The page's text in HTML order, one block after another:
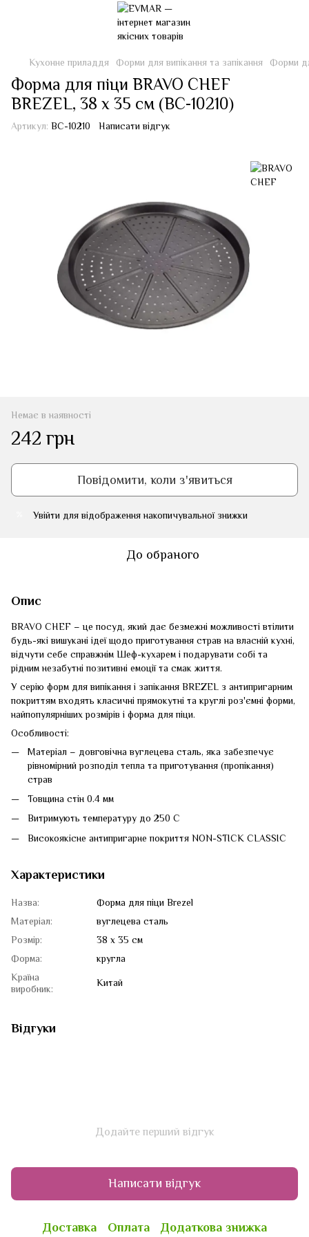
Кухонне приладдя Форми для випікання та запікання Форми
Форма для піци BRAVO CHEF
BREZEL, 38 х 35 cм (BC-10210)
Артикул: BC-10210 Написати відгук
Немає в наявності
242 грн
Повідомити, коли з'явиться
Увійти для відображення накопичувальної знижки
До обраного
Опис
BRAVO CHEF – це посуд, який дає безмежні можливості втілити
будь-які вишукані ідеї щодо приготування страв на власній кухні,
відчути себе справжнім Шеф-кухарем і подарувати собі та
рідним незабутні позитивні емоції та смак життя.
У серію форм для випікання і запікання BREZEL з антипригарним
покриттям входять класичні прямокутні та круглі роз'ємні форми,
найпопулярніших розмірів і форма для піци.
Особливості:
Матеріал – довговічна вуглецева сталь, яка забезпечує
рівномірний розподіл тепла та приготування (пропікання)
страв
Товщина стін 0.4 мм
Витримують температуру до 250 С
Високоякісне антипригарне покриття NON-STICK CLASSIC
Характеристики
Назва:
Форма для піци Brezel
Матеріал:
вуглецева сталь
Розмір:
38 х 35 см
Форма:
кругла
Країна
виробник:
Китай
Відгуки
Додайте перший відгук
Написати відгук
Доставка Оплата Додаткова знижка